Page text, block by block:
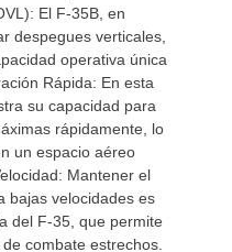
El F-35B, en
despegues verticales,
operativa única
Rápida: En esta
su capacidad para
rápidamente, lo
un espacio aéreo
Mantener el
bajas velocidades es
del F-35, que permite
combate estrechos.